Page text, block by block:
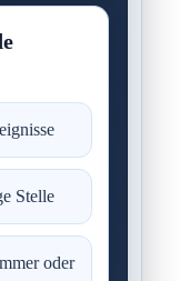
Stelle
oder